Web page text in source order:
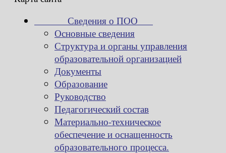
Сведения о ПОО
Основные сведения
Структура и органы управления
образовательной организацией
Документы
Образование
Руководство
Педагогический состав
Материально-техническое
обеспечение и оснащенность
образовательного процесса.